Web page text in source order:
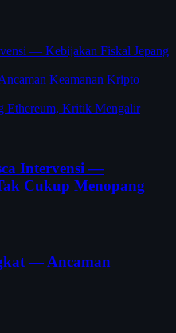
— Kebijakan Fiskal Jepang
Keamanan Kripto
Ethereum, Kritik Mengalir
Intervensi —
Cukup Menopang
— Ancaman